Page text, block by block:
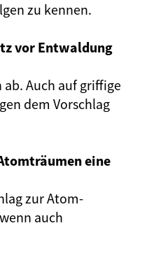
zu kennen.
vor Entwaldung
Auch auf griffige
dem Vorschlag
eine
zur Atom-
auch